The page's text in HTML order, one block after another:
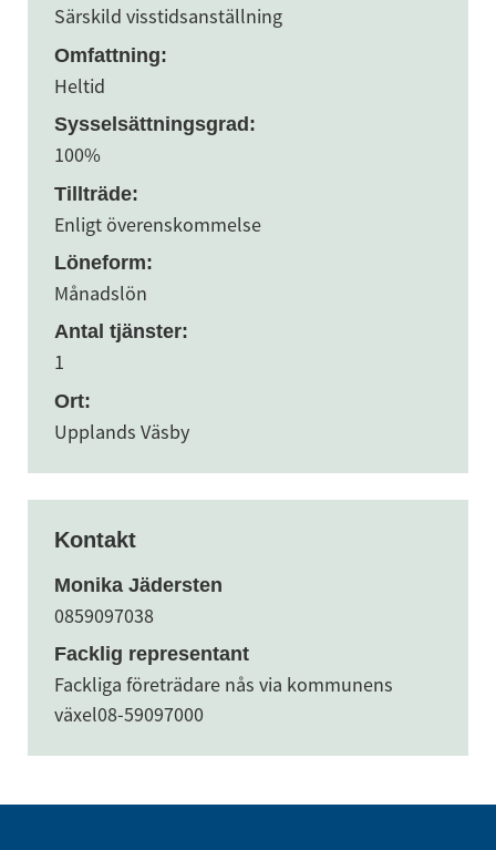
Särskild visstidsanställning
Omfattning:
Heltid
Sysselsättningsgrad:
100%
Tillträde:
Enligt överenskommelse
Löneform:
Månadslön
Antal tjänster:
1
Ort:
Upplands Väsby
Kontakt
Monika Jädersten
0859097038
Facklig representant
Fackliga företrädare nås via kommunens
växel08-59097000